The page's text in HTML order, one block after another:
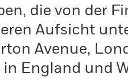
die von der
Aufsicht
Avenue,
England und